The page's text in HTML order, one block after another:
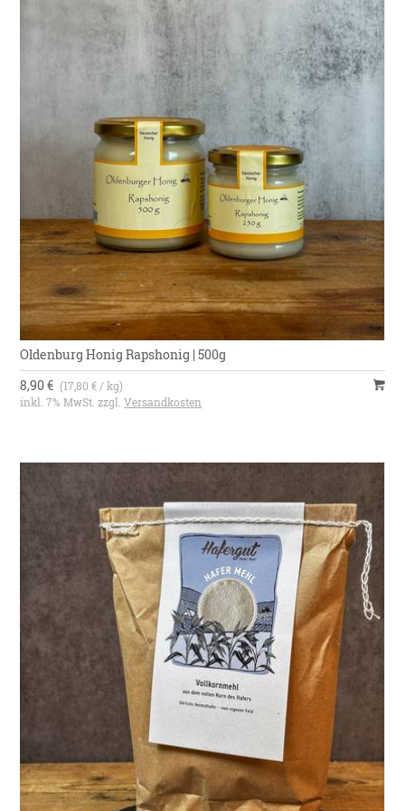
26125 Oldenburg, Deutschland.
Ursprungsland
Südamerika, Afrika, Indien
Oldenburg Honig Rapshonig | 500g
8,90 € (17,80 € / kg)
inkl. 7% MwSt. zzgl.Versandkosten